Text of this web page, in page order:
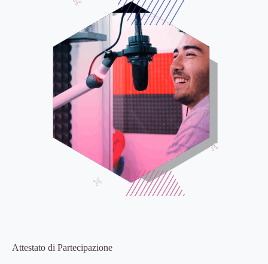
Attestato di Partecipazione